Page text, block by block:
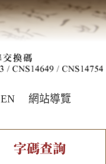
EN 網站導覽
字碼查詢